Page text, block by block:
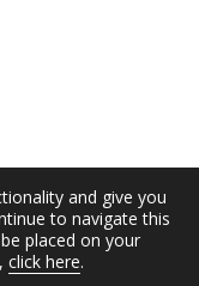
and give you
to navigate this
placed on your
click here.